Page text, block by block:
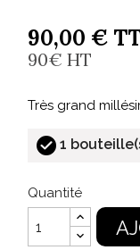
90,00 €
90€ HT
Très grand
1
Quantité